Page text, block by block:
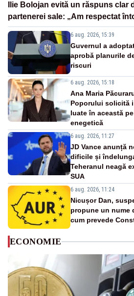
Ilie Bolojan evită un răspuns clar
partenerei sale: „Am respectat
6 aug. 2026, 15:39
Guvernul a
aprobă planurile
riscuri
6 aug. 2026, 15:18
Ana Maria
Poporului solicită
luate în această
enegetică
6 aug. 2026, 11:27
JD Vance anunță
dificile și
Teheranul neagă
SUA
6 aug. 2026, 11:24
Nicușor Dan,
propune un nume
cum prevede
ECONOMIE